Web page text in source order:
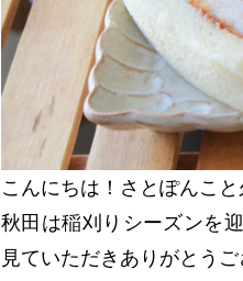
こんにちは！さとぽんこと
秋田は稲刈りシーズンを
見ていただきありがとうご